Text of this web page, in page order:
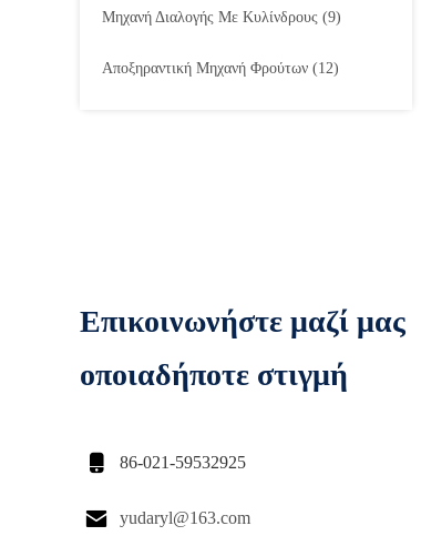
Μηχανή Διαλογής Με Κυλίνδρους (9)
Αποξηραντική Μηχανή Φρούτων (12)
Επικοινωνήστε μαζί μας
οποιαδήποτε στιγμή
 86-021-59532925
 yudaryl@163.com